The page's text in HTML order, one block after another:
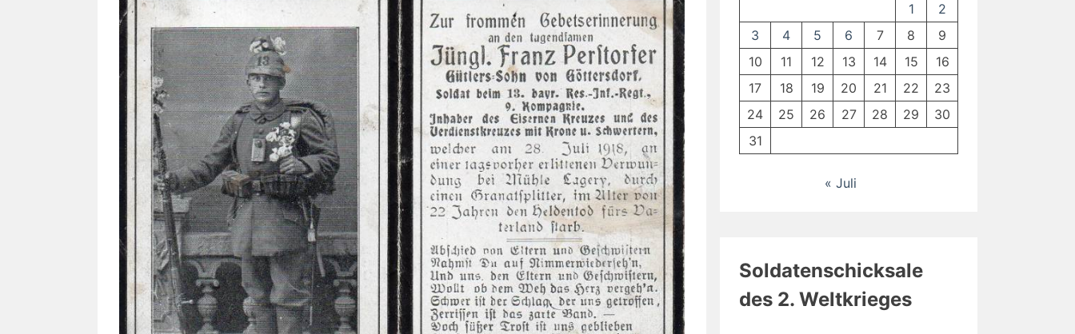
1
2
3
4 5 6 7 8
9
10
11 12 13 14 15
16
17
18 19 20 21 22
23
24
25 26 27 28 29
30
31
« Juli
Soldatenschicksale
des 2. Weltkrieges